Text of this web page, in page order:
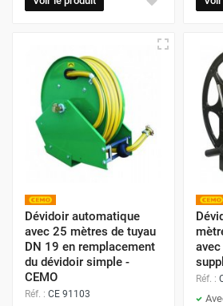
Dévidoir automatique
avec 25 mètres de tuyau
DN 19 en remplacement
du dévidoir simple -
CEMO
Réf. : CE 91103
Réf. :